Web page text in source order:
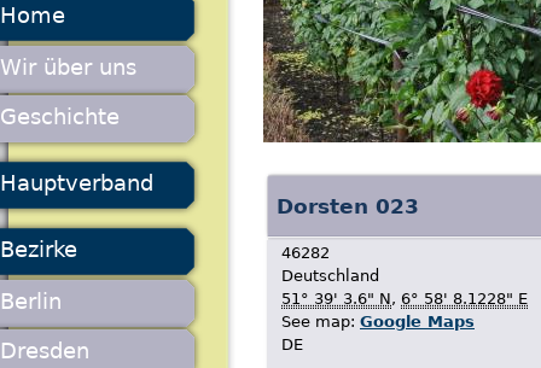
Dorsten 023
46282
Deutschland
51° 39' 3.6" N, 6° 58' 8.1228" E
See map: Google Maps
DE
Home
Wir über uns
Geschichte
Hauptverband
Bezirke
Berlin
Dresden